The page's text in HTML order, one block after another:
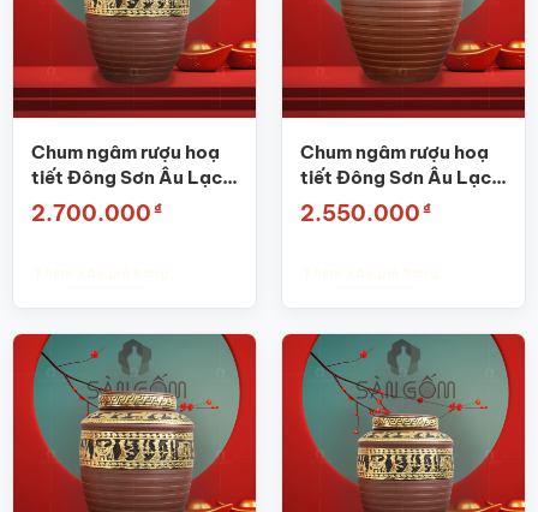
Chum ngâm rượu hoạ
tiết Đông Sơn Âu Lạc
dát vàng 20L SG-
CR10
2.700.000 ₫
Chum ngâm rượu hoạ
tiết Đông Sơn Âu Lạc
50L SG-CR09
2.550.000 ₫